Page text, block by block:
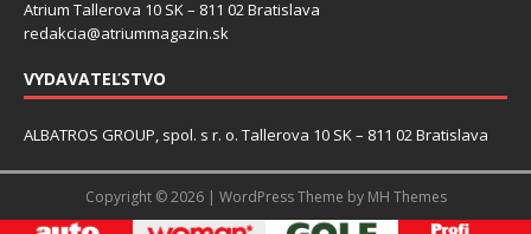
Atrium Tallerova 10 SK – 811 02 Bratislava
redakcia@atriummagazin.sk
VYDAVATEĽSTVO
ALBATROS GROUP, spol. s r. o. Tallerova 10 SK – 811 02 Bratislava
Copyright © 2026 | WordPress Theme by MH Themes